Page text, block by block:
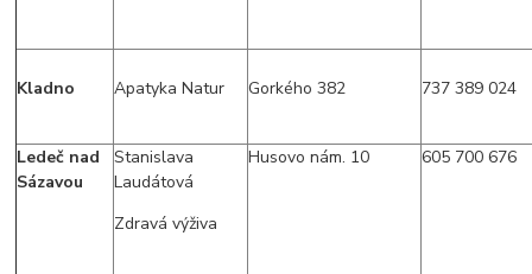
Kladno Apatyka Natur Gorkého 382 737 389 024
Ledeč nad
Sázavou
Stanislava
Laudátová
Zdravá výživa
Husovo nám. 10 605 700 676